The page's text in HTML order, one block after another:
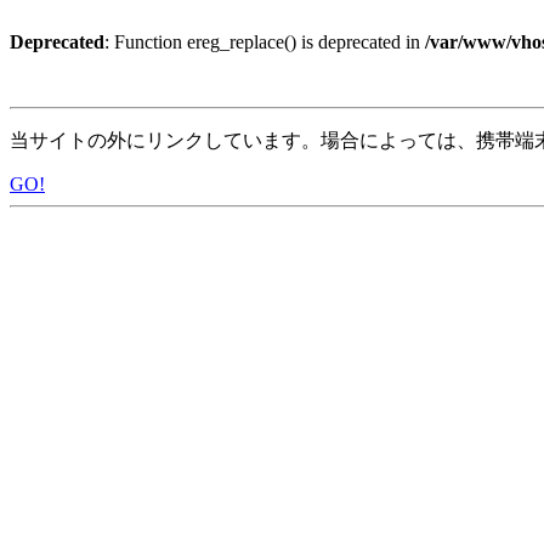
Deprecated: Function ereg_replace() is deprecated in /var/www/
当サイトの外にリンクしています。場合によっては、携帯
GO!